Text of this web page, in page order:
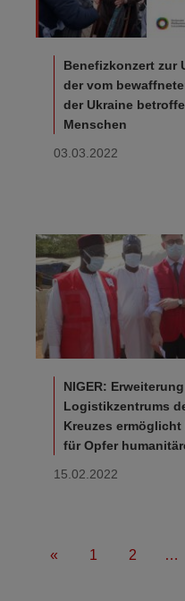
Benefizkonzert zur
der vom
der Ukraine
Menschen
03.03.2022
NIGER:
Logistikzentrums
Kreuzes
für Opfer
15.02.2022
« 1 2 …